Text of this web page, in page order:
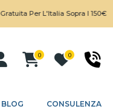
L'Italia Sopra I 150€
0 0
BLOG CONSULENZA